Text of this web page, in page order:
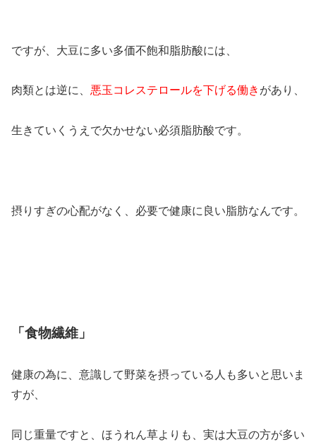
ですが、大豆に多い多価不飽和脂肪酸には、
肉類とは逆に、 悪玉コレステロールを下げる働き があり、
生きていくうえで欠かせない必須脂肪酸です。
摂りすぎの心配がなく、必要で健康に良い脂肪なんです。
「食物繊維」
健康の為に、意識して野菜を摂っている人も多いと思いま
すが、
同じ重量ですと、ほうれん草よりも、実は大豆の方が多い